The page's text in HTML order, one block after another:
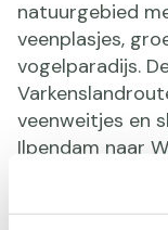
natuurgebied
veenplasjes,
vogelparadijs.
veenweitjes en
Ilpendam naar
vogels te
kluten en